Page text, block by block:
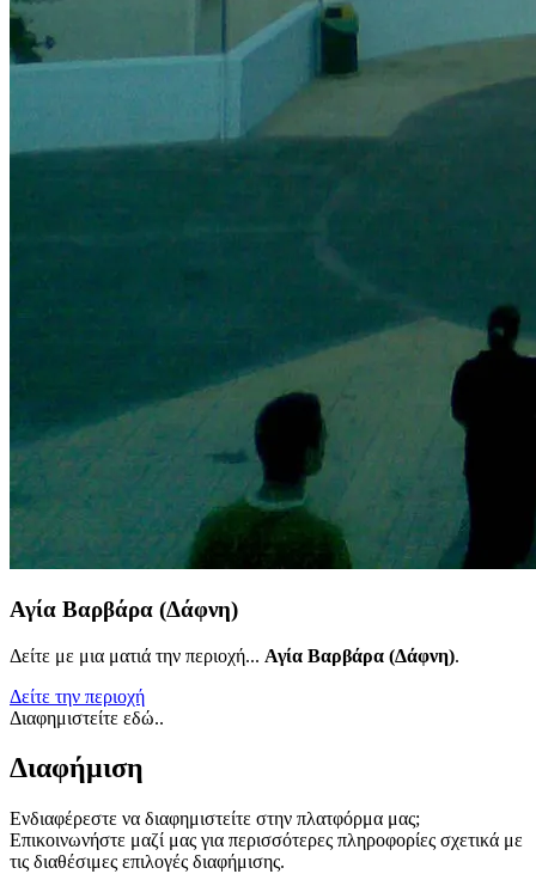
Αγία Βαρβάρα (Δάφνη)
Δείτε με μια ματιά την περιοχή... Αγία Βαρβάρα (Δάφνη).
Δείτε την περιοχή
Διαφημιστείτε εδώ..
Διαφήμιση
Ενδιαφέρεστε να διαφημιστείτε στην πλατφόρμα μας;
Επικοινωνήστε μαζί μας για περισσότερες πληροφορίες σχετικά με
τις διαθέσιμες επιλογές διαφήμισης.